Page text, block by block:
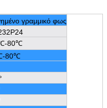
γραμμικό φως
80℃
80℃